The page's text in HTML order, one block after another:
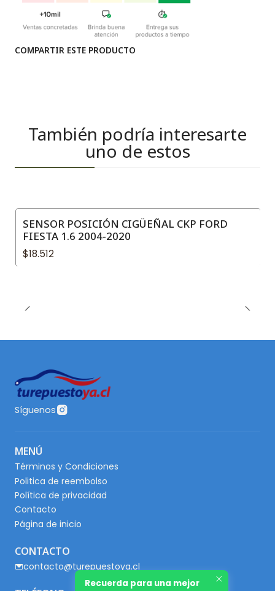
COMPARTIR ESTE PRODUCTO
También podría interesarte
uno de estos
SENSOR POSICIÓN CIGÜEÑAL CKP FORD
FIESTA 1.6 2004-2020
$18.512
Síguenos
MENÚ
Términos y Condiciones
Politica de reembolso
Política de privacidad
Contacto
Página de inicio
CONTACTO
contacto@turepuestoya.cl
Recuerda para una mejor